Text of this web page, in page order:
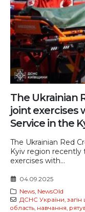
The Ukrainian
joint exercises
Service in the
The Ukrainian Red
Kyiv region
exercises with...
04.09.2025
News, NewsOld
ДСНС України,
область, навчання,